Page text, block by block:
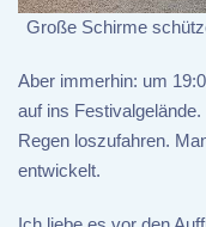
Große Schirme
Aber immerhin: um
auf ins
Regen loszufahren.
entwickelt.